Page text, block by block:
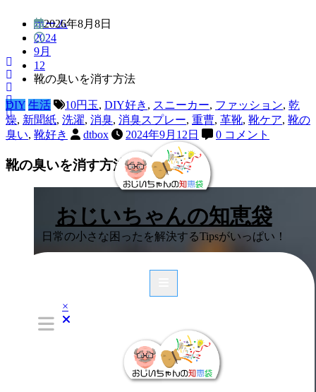
ン
ツ
へ
ス
キ
ッ
2026年8月8日
おじいちゃんの知恵袋
日常の小さな困ったを解決するTipsがいっぱい！
×
ホーム
2024
9月
12
靴の臭いを消す方法
DIY 生活 10円玉, DIY好き , スニーカー, ファッション, 乾
燥, 新聞紙, 洗濯, 消臭, 消臭スプレー, 重曹, 革靴, 靴ケア, 靴の
臭い, 靴好き dtbox 2024年9月12日 0 コメント
靴の臭いを消す方法